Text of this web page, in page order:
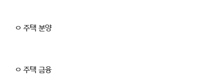
ㅇ 주택 분양
ㅇ 주택 금융